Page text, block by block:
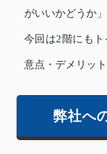
がいいかどうか
今回は2階にも
意点・デメリッ
弊社へ